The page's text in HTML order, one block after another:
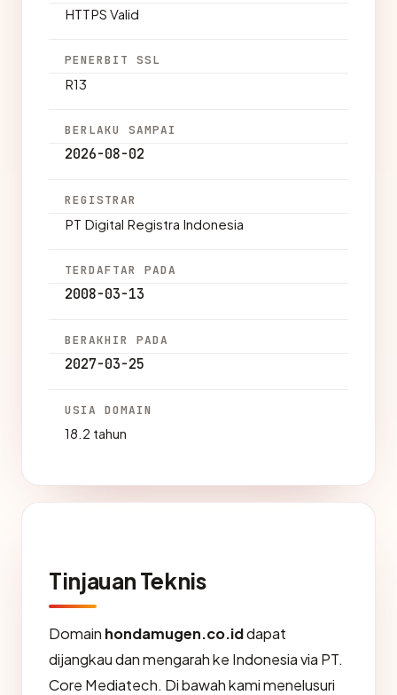
HTTPS Valid
PENERBIT SSL
R13
BERLAKU SAMPAI
2026-08-02
REGISTRAR
PT Digital Registra Indonesia
TERDAFTAR PADA
2008-03-13
BERAKHIR PADA
2027-03-25
USIA DOMAIN
18.2 tahun
Tinjauan Teknis
Domain hondamugen.co.iddapat
dijangkau dan mengarah ke Indonesia via PT.
Core Mediatech. Di bawah kami menelusuri